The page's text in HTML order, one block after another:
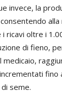
invece, la
alla
ricavi oltre i
di fieno,
medicaio,
fino
seme.